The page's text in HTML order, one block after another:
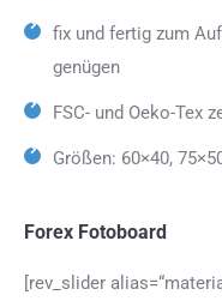
fix und fertig zum
genügen
FSC- und Oeko-Tex
Größen: 60×40,
Forex Fotoboard
[rev_slider